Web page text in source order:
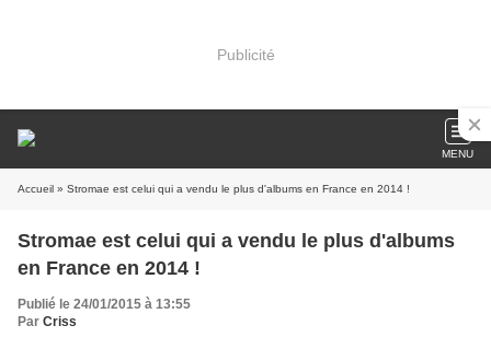
Publicité
MENU
Accueil » Stromae est celui qui a vendu le plus d'albums en France en 2014 !
Stromae est celui qui a vendu le plus d'albums
en France en 2014 !
Publié le 24/01/2015 à 13:55
Par Criss